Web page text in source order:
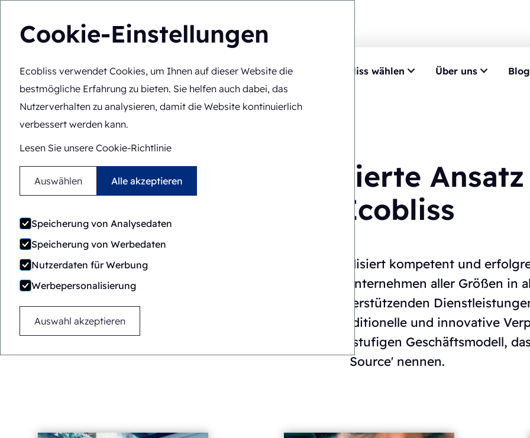
Cookie-Einstellungen
Ecobliss verwendet Cookies, um Ihnen auf dieser Website die
bestmögliche Erfahrung zu bieten. Sie helfen auch dabei, das
Nutzerverhalten zu analysieren, damit die Website kontinuierlich
verbessert werden kann.
Lesen Sie unsere Cookie-Richtlinie
Auswählen Alle akzeptieren
Speicherung von Analysedaten
Speicherung von Werbedaten
Nutzerdaten für Werbung
Werbepersonalisierung
Auswahl akzeptieren
Lösungen Fachkompetenz Ecobliss wählen Über uns Blog
DE
Sie befinden sich hier:
Startseite Über uns > Integrierter Ansatz
Der integrierte
Ecobliss
Ecobliss führt und realisiert kompetent und
Verpackungsprozesse von Unternehmen aller Größen in
weltweit. Mit umfassenden unterstützenden
einen integrierten Ansatz für traditionelle und innovative
Wir tun dies mit unserem dreistufigen Geschäftsmodell,
Source' nennen.